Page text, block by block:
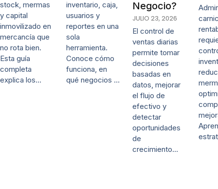
stock, mermas
y capital
inmovilizado en
mercancía que
no rota bien.
Esta guía
completa
explica los…
inventario, caja,
usuarios y
reportes en una
sola
herramienta.
Conoce cómo
funciona, en
qué negocios …
Negocio?
JULIO 23, 2026
El control de
ventas diarias
permite tomar
decisiones
basadas en
datos, mejorar
el flujo de
efectivo y
detectar
oportunidades
de
crecimiento…